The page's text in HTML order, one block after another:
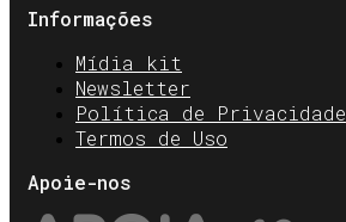
Informações
Mídia kit
Newsletter
Política de Privacidade
Termos de Uso
Apoie-nos